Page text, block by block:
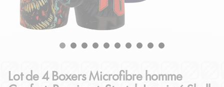
Lot de 4 Boxers Microfibre homme